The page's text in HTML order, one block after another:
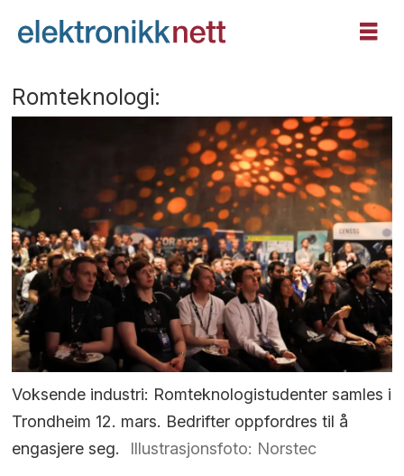
Romteknologi:
Voksende industri: Romteknologistudenter samles i
Trondheim 12. mars. Bedrifter oppfordres til å
engasjere seg.
Illustrasjonsfoto: Norstec